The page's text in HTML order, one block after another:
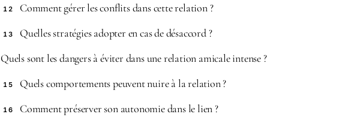
12 Comment gérer les conflits dans cette relation ?
13 Quelles stratégies adopter en cas de désaccord ?
Quels sont les dangers à éviter dans une relation amicale intense ?
15 Quels comportements peuvent nuire à la relation ?
16 Comment préserver son autonomie dans le lien ?